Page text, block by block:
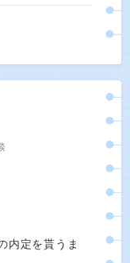
内定を貰うま